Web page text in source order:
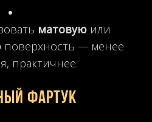
матовую или
поверхность — менее
практичнее.
фартук